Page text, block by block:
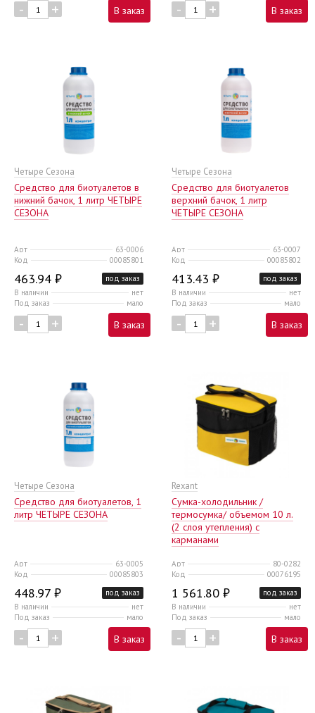
- + В заказ - + В заказ
Четыре Сезона
Средство для биотуалетов в
нижний бачок, 1 литр ЧЕТЫРЕ
СЕЗОНА
Арт
63-0006
Код
00085801
463.94 ₽
под заказ
В наличии
нет
Под заказ
мало
- + В заказ
Четыре Сезона
Средство для биотуалетов
верхний бачок, 1 литр
ЧЕТЫРЕ СЕЗОНА
Арт
63-0007
Код
00085802
413.43 ₽
под заказ
В наличии
нет
Под заказ
мало
- + В заказ
Четыре Сезона
Средство для биотуалетов, 1
литр ЧЕТЫРЕ СЕЗОНА
Арт
63-0005
Код
00085803
448.97 ₽
под заказ
В наличии
нет
Под заказ
мало
- + В заказ
Rexant
Сумка-холодильник /
термосумка/ объемом 10 л.
(2 слоя утепления) с
карманами
Арт
80-0282
Код
00076195
1 561.80 ₽
под заказ
В наличии
нет
Под заказ
мало
- + В заказ